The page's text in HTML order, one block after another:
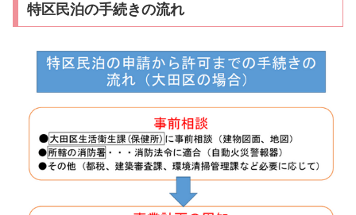
特区民泊の手続きの流れ